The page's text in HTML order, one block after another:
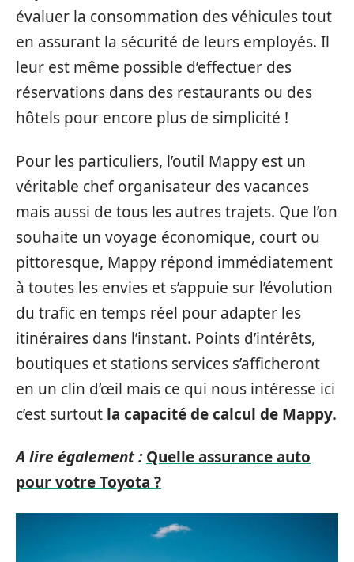
évaluer la consommation des véhicules tout
en assurant la sécurité de leurs employés. Il
leur est même possible d’effectuer des
réservations dans des restaurants ou des
hôtels pour encore plus de simplicité !
Pour les particuliers, l’outil Mappy est un
véritable chef organisateur des vacances
mais aussi de tous les autres trajets. Que l’on
souhaite un voyage économique, court ou
pittoresque, Mappy répond immédiatement
à toutes les envies et s’appuie sur l’évolution
du trafic en temps réel pour adapter les
itinéraires dans l’instant. Points d’intérêts,
boutiques et stations services s’afficheront
en un clin d’œil mais ce qui nous intéresse ici
c’est surtout la capacité de calcul de Mappy.
A lire également : Quelle assurance auto
pour votre Toyota ?